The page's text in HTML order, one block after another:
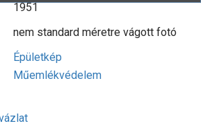
1951
nem standard méretre vágott fotó
Épületkép
Műemlékvédelem